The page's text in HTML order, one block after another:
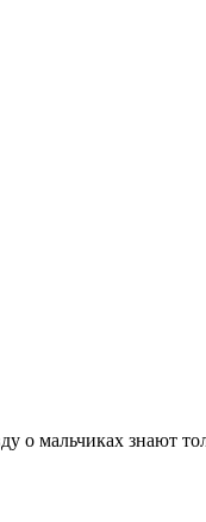
о мальчиках знают